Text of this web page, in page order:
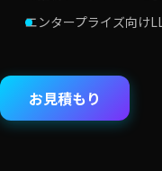
エンタープライズ向け
お見積もり